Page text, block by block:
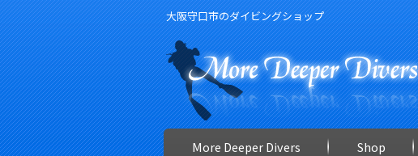
大阪守口市のダイビングショップ
More Deeper Divers Shop